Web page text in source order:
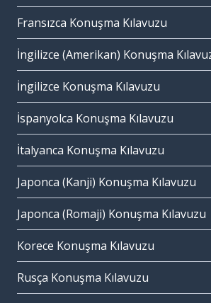
Fransızca Konuşma Kılavuzu
İngilizce (Amerikan) Konuşma
İngilizce Konuşma Kılavuzu
İspanyolca Konuşma Kılavuzu
İtalyanca Konuşma Kılavuzu
Japonca (Kanji) Konuşma Kılavuzu
Japonca (Romaji) Konuşma Kılavuzu
Korece Konuşma Kılavuzu
Rusça Konuşma Kılavuzu